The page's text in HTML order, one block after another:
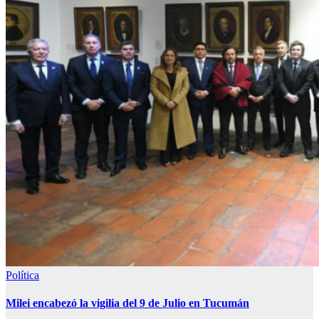
Política
Milei encabezó la vigilia del 9 de Julio en Tucumán